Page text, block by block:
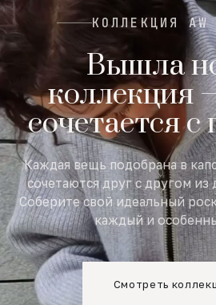
КОЛЛЕКЦИЯ
Вышла
коллекция
сочетается
Каждая вещь подобрана в
сочетаются друг с другом из
Соберите свой идеальный
каждый и
Смотреть